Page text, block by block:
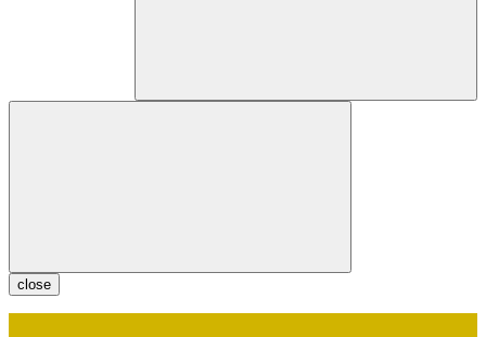
close